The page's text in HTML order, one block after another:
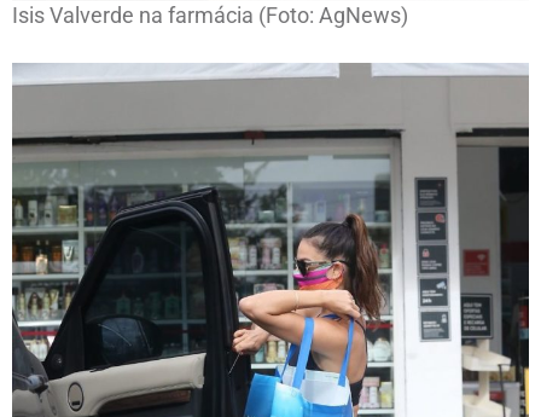
Isis Valverde na farmácia (Foto: AgNews)